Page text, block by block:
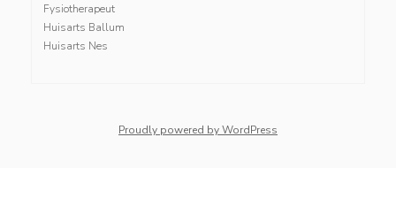
Fysiotherapeut
Huisarts Ballum
Huisarts Nes
Proudly powered by WordPress